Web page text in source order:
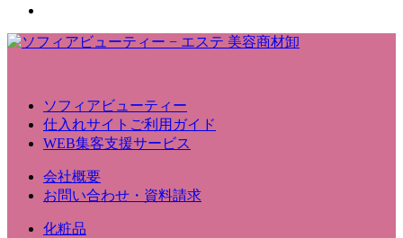
ソフィアビューティー
仕入れサイトご利用ガイド
WEB集客支援サービス
会社概要
お問い合わせ・資料請求
化粧品